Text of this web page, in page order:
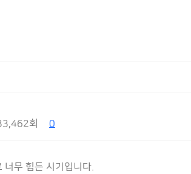
회 0
무 힘든 시기입니다.